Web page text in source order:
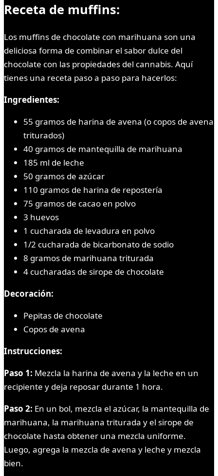
Receta de muffins:
Los muffins de chocolate con marihuana son una
deliciosa forma de combinar el sabor dulce del
chocolate con las propiedades del cannabis. Aquí
tienes una receta paso a paso para hacerlos:
Ingredientes:
55 gramos de harina de avena (o copos de avena
triturados)
40 gramos de mantequilla de marihuana
185 ml de leche
50 gramos de azúcar
110 gramos de harina de repostería
75 gramos de cacao en polvo
3 huevos
1 cucharada de levadura en polvo
1/2 cucharada de bicarbonato de sodio
8 gramos de marihuana triturada
4 cucharadas de sirope de chocolate
Decoración:
Pepitas de chocolate
Copos de avena
Instrucciones:
Paso 1: Mezcla la harina de avena y la leche en un
recipiente y deja reposar durante 1 hora.
Paso 2: En un bol, mezcla el azúcar, la mantequilla de
marihuana, la marihuana triturada y el sirope de
chocolate hasta obtener una mezcla uniforme.
Luego, agrega la mezcla de avena y leche y mezcla
bien.